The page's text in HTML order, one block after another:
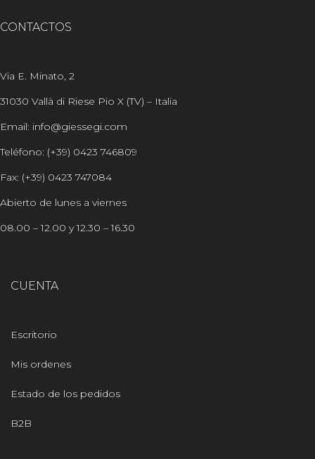
CONTACTOS
Via E. Minato, 2
31030 Vallà di Riese Pio X (TV) – Italia
Email: info@giessegi.com
Teléfono: (+39) 0423 746809
Fax: (+39) 0423 747084
Abierto de lunes a viernes
08.00 – 12.00 y 12.30 – 16.30
CUENTA
Escritorio
Mis ordenes
Estado de los pedidos
B2B